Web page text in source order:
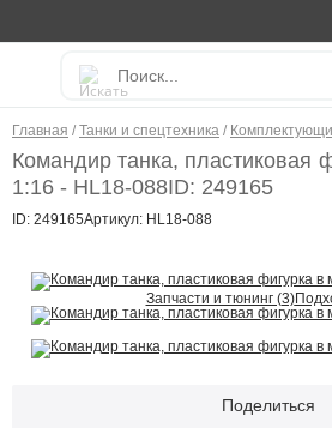
Главная / Танки и спецтехника /
Командир танка, пластиковая
1:16 - HL18-088ID: 249165
ID: 249165Артикул: HL18-088
Запчасти и тюнинг (3)
Поделиться